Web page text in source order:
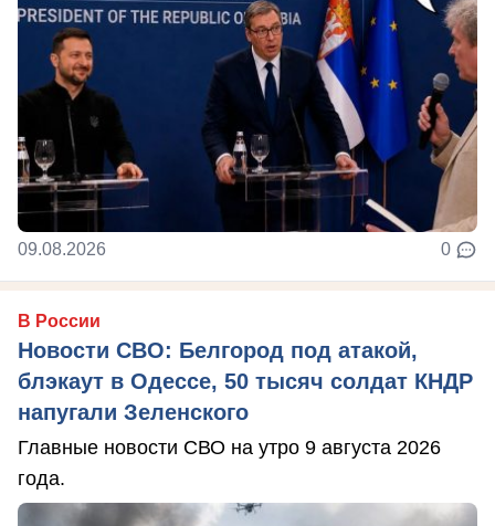
09.08.2026 0
В России
Новости СВО: Белгород под атакой,
блэкаут в Одессе, 50 тысяч солдат КНДР
напугали Зеленского
Главные новости СВО на утро 9 августа 2026
года.